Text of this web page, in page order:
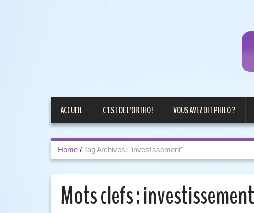
ACCUEIL C’EST DE L’ORTHO ! VOUS AVEZ DIT PHILO ?
Home / Tag Archives: "investissement"
Mots clefs :investissement